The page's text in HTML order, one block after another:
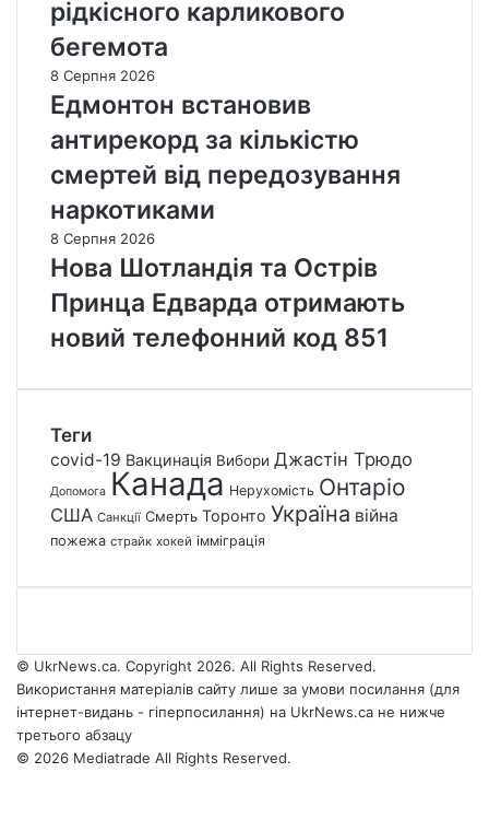
рідкісного карликового
бегемота
8 Серпня 2026
Едмонтон встановив
антирекорд за кількістю
смертей від передозування
наркотиками
8 Серпня 2026
Нова Шотландія та Острів
Принца Едварда отримають
новий телефонний код 851
Теги
covid-19 Вакцинація Вибори Джастін Трюдо
Допомога Канада Нерухомість Онтаріо
США Санкції Смерть Торонто Україна війна
пожежа страйк хокей імміграція
© UkrNews.ca. Copyright 2026. All Rights Reserved.
Використання матеріалів сайту лише за умови посилання (для
інтернет-видань - гіперпосилання) на UkrNews.ca не нижче
третього абзацу
© 2026 Mediatrade All Rights Reserved.